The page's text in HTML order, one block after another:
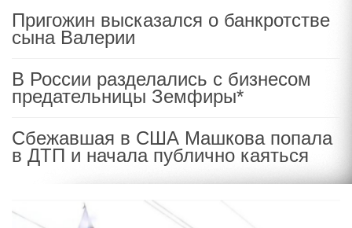
Пригожин высказался о банкротстве
сына Валерии
В России разделались с бизнесом
предательницы Земфиры*
Сбежавшая в США Машкова попала
в ДТП и начала публично каяться